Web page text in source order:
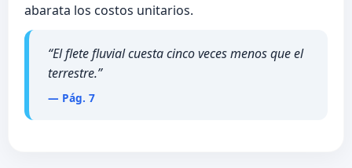
abarata los costos unitarios.
“El flete fluvial cuesta cinco veces menos que el
terrestre.”
— Pág. 7